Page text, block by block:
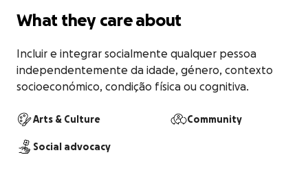
What they care about
Incluir e integrar socialmente qualquer pessoa
independentemente da idade, género, contexto
socioeconómico, condição física ou cognitiva.
Arts & Culture Community
Social advocacy